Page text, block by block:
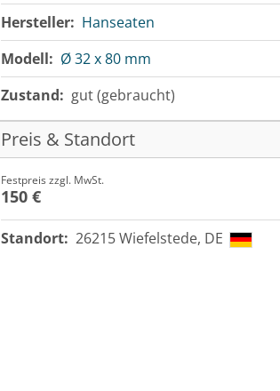
Hersteller: Hanseaten
Modell: Ø 32 x 80 mm
Zustand: gut (gebraucht)
Preis & Standort
Festpreis zzgl. MwSt.
150 €
Standort: 26215 Wiefelstede, DE